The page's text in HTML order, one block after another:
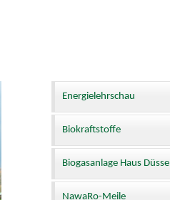
Energielehrschau
Biokraftstoffe
Biogasanlage Haus Düsse
NawaRo-Meile